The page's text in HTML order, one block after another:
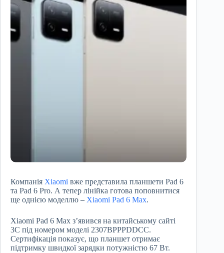
Компанія Xiaomi вже представила планшети Pad 6
та Pad 6 Pro. А тепер лінійка готова поповнитися
ще однією моделлю – Xiaomi Pad 6 Max.
Xiaomi Pad 6 Max з’явився на китайському сайті
3C під номером моделі 2307BPPPDDCC.
Сертифікація показує, що планшет отримає
підтримку швидкої зарядки потужністю 67 Вт.